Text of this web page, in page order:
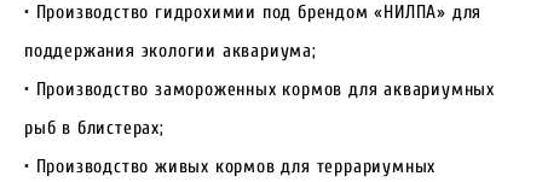
• Производство гидрохимии под брендом «НИЛПА» для
поддержания экологии аквариума;
• Производство замороженных кормов для аквариумных
рыб в блистерах;
• Производство живых кормов для террариумных